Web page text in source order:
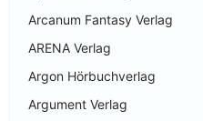
Arcanum Fantasy Verlag
ARENA Verlag
Argon Hörbuchverlag
Argument Verlag